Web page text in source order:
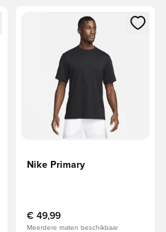
loggen of je aan te melden als
Opent een venster om in te
Nike Primary
€ 49,99
Meerdere maten beschikbaar